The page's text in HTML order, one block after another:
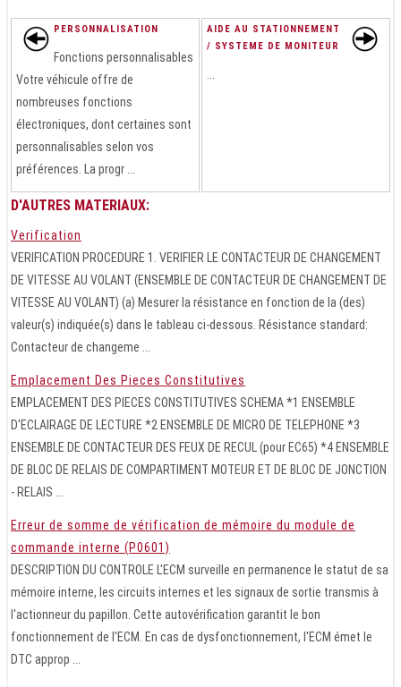
PERSONNALISATION
Fonctions personnalisables
Votre véhicule offre de
nombreuses fonctions
électroniques, dont certaines sont
personnalisables selon vos
préférences. La progr ...
AIDE AU STATIONNEMENT
/ SYSTEME DE MONITEUR
D'AUTRES MATERIAUX:
Verification
VERIFICATION PROCEDURE 1. VERIFIER LE CONTACTEUR DE CHANGEMENT
DE VITESSE AU VOLANT (ENSEMBLE DE CONTACTEUR DE CHANGEMENT DE
VITESSE AU VOLANT) (a) Mesurer la résistance en fonction de la (des)
valeur(s) indiquée(s) dans le tableau ci-dessous. Résistance standard:
Contacteur de changeme ...
Emplacement Des Pieces Constitutives
EMPLACEMENT DES PIECES CONSTITUTIVES SCHEMA *1 ENSEMBLE
D'ECLAIRAGE DE LECTURE *2 ENSEMBLE DE MICRO DE TELEPHONE *3
ENSEMBLE DE CONTACTEUR DES FEUX DE RECUL (pour EC65) *4 ENSEMBLE
DE BLOC DE RELAIS DE COMPARTIMENT MOTEUR ET DE BLOC DE JONCTION
- RELAIS ...
Erreur de somme de vérification de mémoire du module de
commande interne (P0601)
DESCRIPTION DU CONTROLE L'ECM surveille en permanence le statut de sa
mémoire interne, les circuits internes et les signaux de sortie transmis à
l'actionneur du papillon. Cette autovérification garantit le bon
fonctionnement de l'ECM. En cas de dysfonctionnement, l'ECM émet le
DTC approp ...